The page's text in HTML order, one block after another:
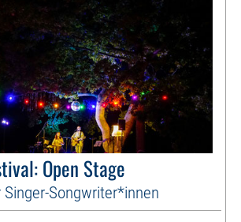
Open Stage
Singer-Songwriter*innen